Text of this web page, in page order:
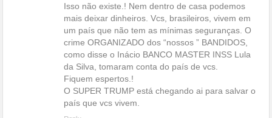
Isso não existe.! Nem dentro de casa podemos
mais deixar dinheiros. Vcs, brasileiros, vivem em
um país que não tem as mínimas seguranças. O
crime ORGANIZADO dos “nossos ” BANDIDOS,
como disse o Inácio BANCO MASTER INSS Lula
da Silva, tomaram conta do país de vcs.
Fiquem espertos.!
O SUPER TRUMP está chegando ai para salvar o
país que vcs vivem.